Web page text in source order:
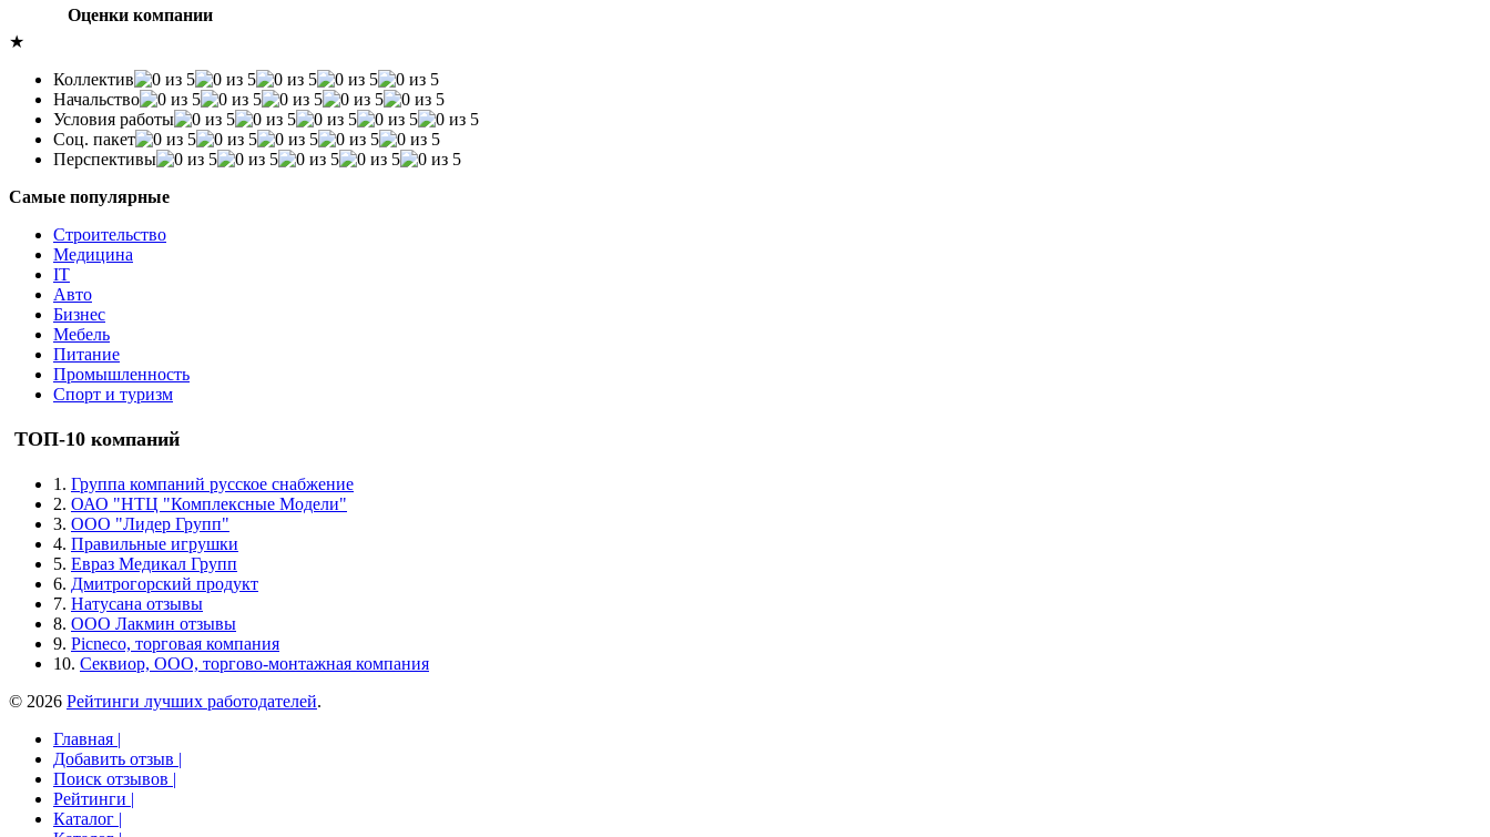
Оценки компании
★
Коллектив
Начальство
Условия работы
Соц. пакет
Перспективы
Самые популярные
Строительство
Медицина
IT
Авто
Бизнес
Мебель
Питание
Промышленность
Спорт и туризм
ТОП-10 компаний
1. Группа компаний русское снабжение
2. ОАО "НТЦ "Комплексные Модели"
3. ООО "Лидер Групп"
4. Правильные игрушки
5. Евраз Медикал Групп
6. Дмитрогорский продукт
7. Натусана отзывы
8. ООО Лакмин отзывы
9. Picneco, торговая компания
10. Секвиор, ООО, торгово-монтажная компания
© 2026 Рейтинги лучших работодателей.
Главная |
Добавить отзыв |
Поиск отзывов |
Рейтинги |
Каталог |